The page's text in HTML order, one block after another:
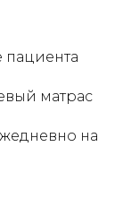
матрас
на